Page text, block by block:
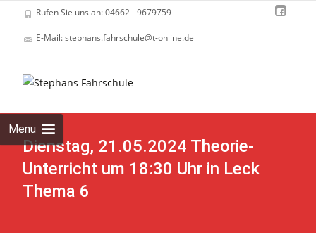
Rufen Sie uns an: 04662 - 9679759
E-Mail: stephans.fahrschule@t-online.de
Menu
Dienstag, 21.05.2024 Theorie-
Unterricht um 18:30 Uhr in Leck
Thema 6